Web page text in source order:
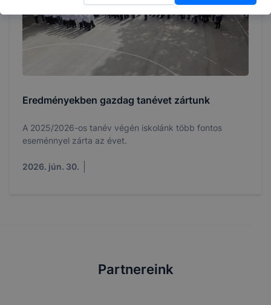
Eredményekben gazdag tanévet zártunk
A 2025/2026-os tanév végén iskolánk több fontos
eseménnyel zárta az évet.
2026. jún. 30.
Partnereink